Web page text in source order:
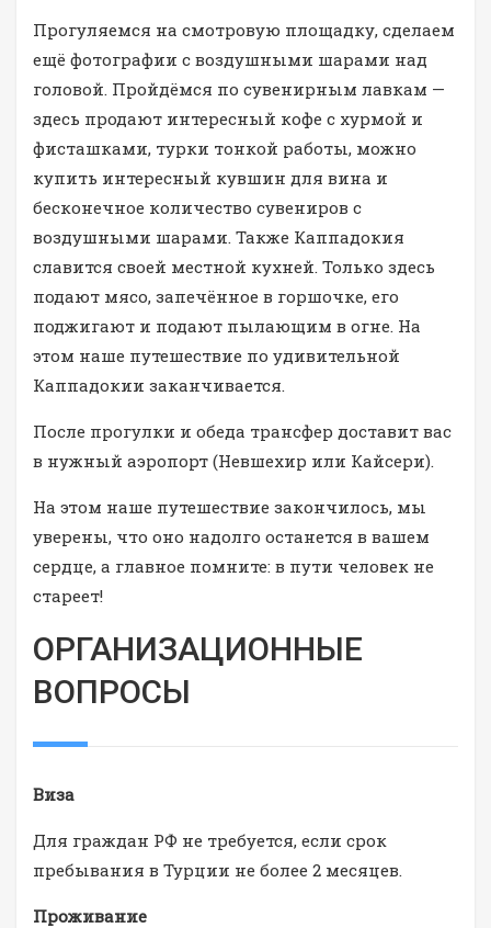
Прогуляемся на смотровую площадку, сделаем
ещё фотографии с воздушными шарами над
головой. Пройдёмся по сувенирным лавкам —
здесь продают интересный кофе с хурмой и
фисташками, турки тонкой работы, можно
купить интересный кувшин для вина и
бесконечное количество сувениров с
воздушными шарами. Также Каппадокия
славится своей местной кухней. Только здесь
подают мясо, запечённое в горшочке, его
поджигают и подают пылающим в огне. На
этом наше путешествие по удивительной
Каппадокии заканчивается.
После прогулки и обеда трансфер доставит вас
в нужный аэропорт (Невшехир или Кайсери).
На этом наше путешествие закончилось, мы
уверены, что оно надолго останется в вашем
сердце, а главное помните: в пути человек не
стареет!
ОРГАНИЗАЦИОННЫЕ
ВОПРОСЫ
Виза
Для граждан РФ не требуется, если срок
пребывания в Турции не более 2 месяцев.
Проживание